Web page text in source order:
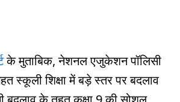
के मुताबिक, नेशनल एजुकेशन पॉलिसी
स्कूली शिक्षा में बड़े स्तर पर बदलाव